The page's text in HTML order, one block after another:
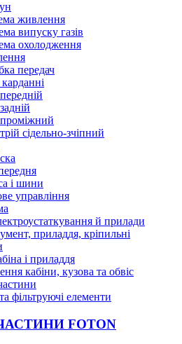
живлення
випуску газів
охолодження
передач
сідельно-зчіпний
і шини
управління
й прилади
приладдя, кріпильні
і приладдя
кабіни, кузова та обвіс
фільтруючі елементи
FOTON